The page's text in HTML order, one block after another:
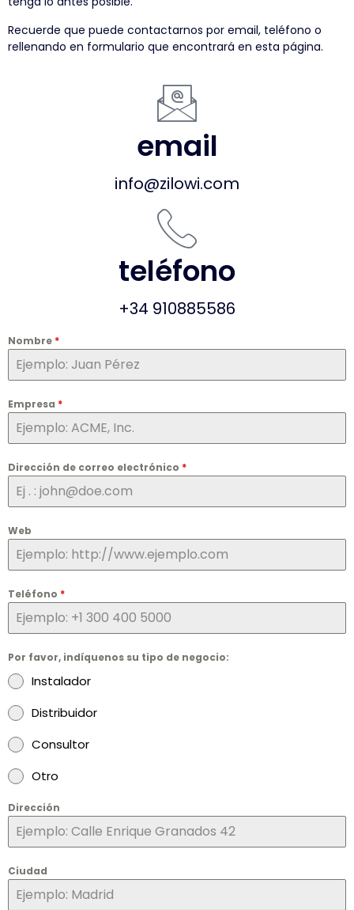
ayudarle
Recuerde que puede contactarnos por email, teléfono o
rellenando en formulario que encontrará en esta página.
email
info@zilowi.com
teléfono
+34 910885586
Nombre *
Empresa *
Dirección de correo electrónico *
Web
Teléfono *
Por favor, indíquenos su tipo de negocio:
Instalador
Distribuidor
Consultor
Otro
Dirección
Ciudad